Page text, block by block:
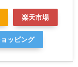
楽天市場
ッピング